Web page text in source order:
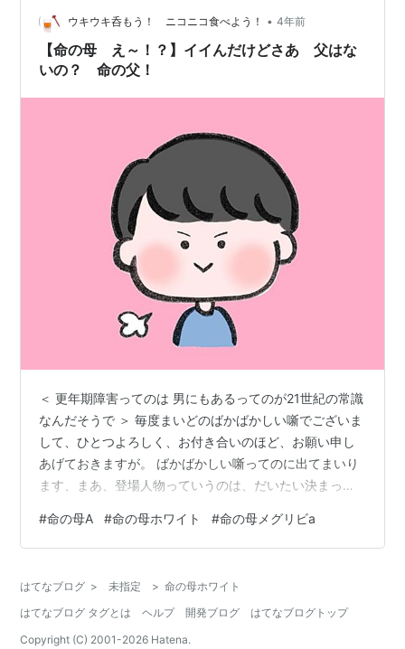
ど。 毎月毎月、さすがにしんどいな〜ってなって命の母
ホワイトを購入。 1週間分で千円とか、どちゃくそたけ
ぇ！ って思ったけど、背に…
ウキウキ呑もう！ ニコニコ食べよう！ • 4年前
【命の母 え～！？】イイんだけどさあ 父はな
いの？ 命の父！
＜ 更年期障害ってのは 男にもあるってのが21世紀の常識
なんだそうで ＞ 毎度まいどのばかばかしい噺でございま
して、ひとつよろしく、お付き合いのほど、お願い申し
あげておきますが。 ばかばかしい噺ってのに出てまいり
ます、まあ、登場人物っていうのは、だいたい決まって
ことかと思います。 まあ、熊五郎、八五郎っていう2人
はよく出てまいります。クマさん、ハッつぁん、って呼
とぼけた個性をもってましてね、噺によって違います
が、憎めないダメ男って役を割り当てられることが多い
ようでございます。 そんな、放ってお…
#命の母A #命の母ホワイト #命の母メグリビa
はてなブログ > 未指定 > 命の母ホワイト
はてなブログ タグとは
ヘルプ 開発ブログ
はてなブログトップ
Copyright (C) 2001-2026 Hatena.